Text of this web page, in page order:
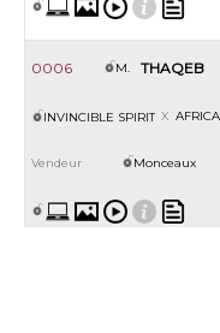
0006 M. THAQEB
INVINCIBLE SPIRIT
Monceaux